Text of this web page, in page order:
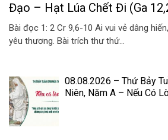
Đạo – Hạt Lúa Chết Đi (Ga
Bài đọc 1: 2 Cr 9,6-10 Ai vui vẻ dâng
yêu thương. Bài trích thư thứ...
08.08.2026 – Thứ Bảy
Niên, Năm A – Nếu Có